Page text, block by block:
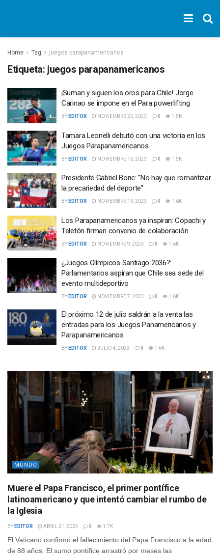
Home Tag juegos parapanamericanos
Etiqueta: juegos parapanamericanos
¡Suman y siguen los oros para Chile! Jorge
Carinao se impone en el Para powerlifting
BY EDITOR NOVIEMBRE 20, 2023 0 1.5K
Tamara Leonelli debutó con una victoria en los
Juegos Parapanamericanos
BY EDITOR NOVIEMBRE 16, 2023 0 1.5K
Presidente Gabriel Boric: “No hay que romantizar
la precariedad del deporte”
BY EDITOR NOVIEMBRE 13, 2023 0 1.6K
Los Parapanamericanos ya inspiran: Copachi y
Teletón firman convenio de colaboración
BY EDITOR NOVIEMBRE 9, 2023 0 1.6K
¿Juegos Olímpicos Santiago 2036?:
Parlamentarios aspiran que Chile sea sede del
evento multideportivo
BY EDITOR NOVIEMBRE 7, 2023 0 1.6K
El próximo 12 de julio saldrán a la venta las
entradas para los Juegos Panamericanos y
Parapanamericanos
BY EDITOR JULIO 4, 2023 0 1.6K
MUNDO
Muere el Papa Francisco, el primer pontífice
latinoamericano y que intentó cambiar el rumbo de
la Iglesia
BY EDITOR ABRIL 21, 2025 0 1.7K
El Vaticano confirmó el fallecimiento del Papa Francisco a la edad
de 88 años. El sumo pontífice arrastró por meses las